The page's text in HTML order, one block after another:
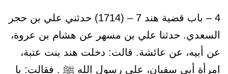
4 – باب قضية هند 7 – (1714) حدثني علي بن حجر
السعدي. حدثنا علي بن مسهر عن هشام بن عروة،
عن أبيه، عن عائشة. قالت: دخلت هند بنت عتبة،
امرأة أبي سفيان، على رسول الله ﷺ . فقالت: يا